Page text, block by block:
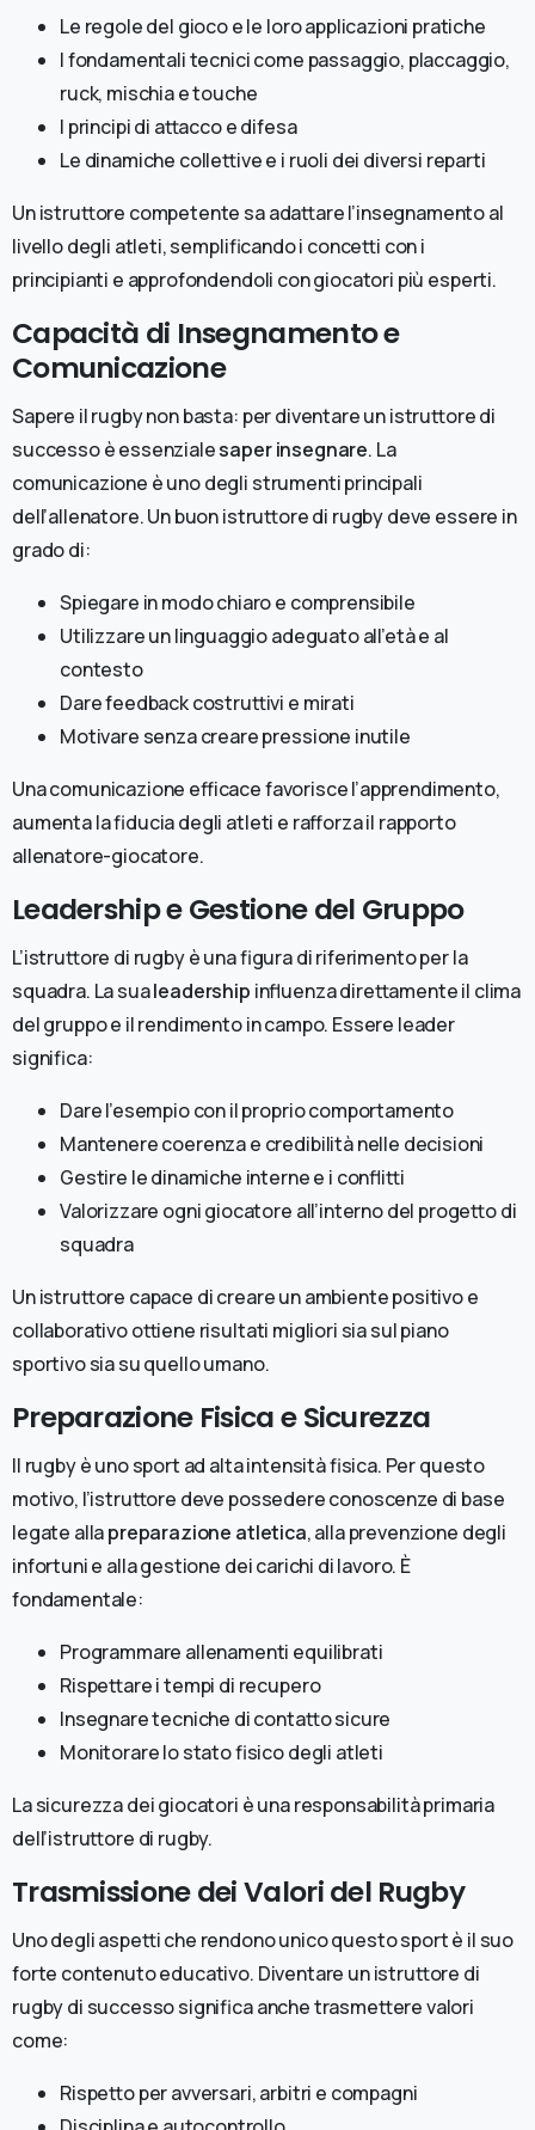
Le regole del gioco e le loro applicazioni pratiche
I fondamentali tecnici come passaggio, placcaggio,
ruck, mischia e touche
I principi di attacco e difesa
Le dinamiche collettive e i ruoli dei diversi reparti
Un istruttore competente sa adattare l’insegnamento al
livello degli atleti, semplificando i concetti con i
principianti e approfondendoli con giocatori più esperti.
Capacità di Insegnamento e
Comunicazione
Sapere il rugby non basta: per diventare un istruttore di
successo è essenzialesaper insegnare. La
comunicazione è uno degli strumenti principali
dell’allenatore. Un buon istruttore di rugby deve essere in
grado di:
Spiegare in modo chiaro e comprensibile
Utilizzare un linguaggio adeguato all’età e al
contesto
Dare feedback costruttivi e mirati
Motivare senza creare pressione inutile
Una comunicazione efficace favorisce l’apprendimento,
aumenta la fiducia degli atleti e rafforza il rapporto
allenatore-giocatore.
Leadership e Gestione del Gruppo
L’istruttore di rugby è una figura di riferimento per la
squadra. La sualeadership influenza direttamente il clima
del gruppo e il rendimento in campo. Essere leader
significa:
Dare l’esempio con il proprio comportamento
Mantenere coerenza e credibilità nelle decisioni
Gestire le dinamiche interne e i conflitti
Valorizzare ogni giocatore all’interno del progetto di
squadra
Un istruttore capace di creare un ambiente positivo e
collaborativo ottiene risultati migliori sia sul piano
sportivo sia su quello umano.
Preparazione Fisica e Sicurezza
Il rugby è uno sport ad alta intensità fisica. Per questo
motivo, l’istruttore deve possedere conoscenze di base
legate allapreparazione atletica, alla prevenzione degli
infortuni e alla gestione dei carichi di lavoro. È
fondamentale:
Programmare allenamenti equilibrati
Rispettare i tempi di recupero
Insegnare tecniche di contatto sicure
Monitorare lo stato fisico degli atleti
La sicurezza dei giocatori è una responsabilità primaria
dell’istruttore di rugby.
Trasmissione dei Valori del Rugby
Uno degli aspetti che rendono unico questo sport è il suo
forte contenuto educativo. Diventare un istruttore di
rugby di successo significa anche trasmettere valori
come:
Rispetto per avversari, arbitri e compagni